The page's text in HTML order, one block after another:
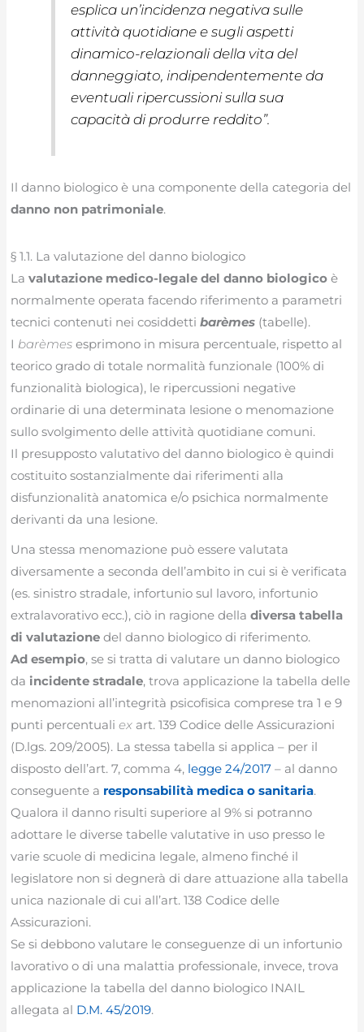
esplica un’incidenza negativa sulle
attività quotidiane e sugli aspetti
dinamico-relazionali della vita del
danneggiato, indipendentemente da
eventuali ripercussioni sulla sua
capacità di produrre reddito”.
Il danno biologico è una componente della categoria del
danno non patrimoniale.
§ 1.1. La valutazione del danno biologico
Lavalutazione medico-legale del danno biologico è
normalmente operata facendo riferimento a parametri
tecnici contenuti nei cosiddettibarèmes (tabelle).
I barèmes esprimono in misura percentuale, rispetto al
teorico grado di totale normalità funzionale (100% di
funzionalità biologica), le ripercussioni negative
ordinarie di una determinata lesione o menomazione
sullo svolgimento delle attività quotidiane comuni.
Il presupposto valutativo del danno biologico è quindi
costituito sostanzialmente dai riferimenti alla
disfunzionalità anatomica e/o psichica normalmente
derivanti da una lesione.
Una stessa menomazione può essere valutata
diversamente a seconda dell’ambito in cui si è verificata
(es. sinistro stradale, infortunio sul lavoro, infortunio
extralavorativo ecc.), ciò in ragione delladiversa tabella
di valutazione del danno biologico di riferimento.
Ad esempio, se si tratta di valutare un danno biologico
da incidente stradale, trova applicazione la tabella delle
menomazioni all’integrità psicofisica comprese tra 1 e 9
punti percentualiex art. 139 Codice delle Assicurazioni
(D.lgs. 209/2005). La stessa tabella si applica – per il
disposto dell’art. 7, comma 4, legge 24/2017 – al danno
conseguente a responsabilità medica o sanitaria.
Qualora il danno risulti superiore al 9% si potranno
adottare le diverse tabelle valutative in uso presso le
varie scuole di medicina legale, almeno finché il
legislatore non si degnerà di dare attuazione alla tabella
unica nazionale di cui all’art. 138 Codice delle
Assicurazioni.
Se si debbono valutare le conseguenze di un infortunio
lavorativo o di una malattia professionale, invece, trova
applicazione la tabella del danno biologico INAIL
allegata al D.M. 45/2019.